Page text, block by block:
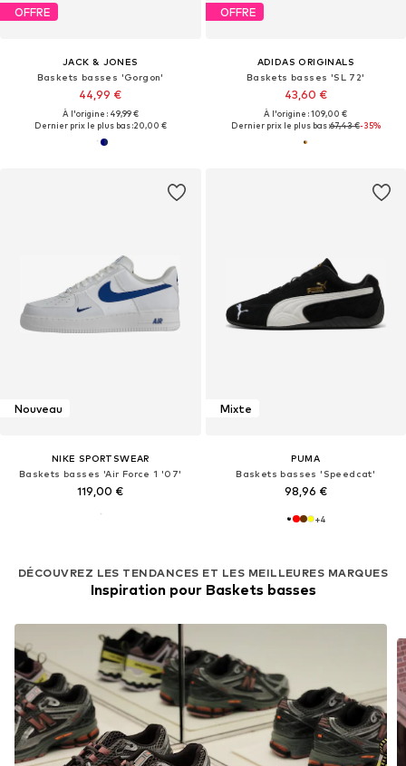
OFFRE
JACK & JONES
Baskets basses 'Gorgon'
44,99 €
À l'origine : 49,99 €
Dernier prix le plus bas :20,00 €
OFFRE
ADIDAS ORIGINALS
Baskets basses 'SL 72'
43,60 €
À l'origine : 109,00 €
Dernier prix le plus bas :67,43 €-35%
Nouveau
NIKE SPORTSWEAR
Baskets basses 'Air Force 1 '07'
119,00 €
Mixte
PUMA
Baskets basses 'Speedcat'
98,96 €
+4
DÉCOUVREZ LES TENDANCES ET LES MEILLEURES MARQUES
Inspiration pour Baskets basses